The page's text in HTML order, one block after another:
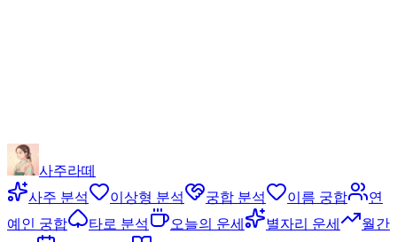
사주라떼
사주 분석
이상형 분석 궁합 분석 이름 궁합
연
예인 궁합
타로 분석 오늘의 운세 별자리 운세
월간